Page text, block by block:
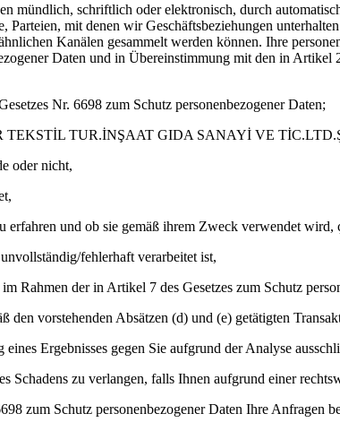
mündlich, schriftlich oder elektronisch, durch
Parteien, mit denen wir Geschäftsbeziehungen
Kanälen gesammelt werden können. Ihre
Daten und in Übereinstimmung mit den in
Nr. 6698 zum Schutz personenbezogener Daten;
TUR.İNŞAAT GIDA SANAYİ VE
oder nicht,
erfahren und ob sie gemäß ihrem Zweck verwendet
fehlerhaft verarbeitet ist,
Rahmen der in Artikel 7 des Gesetzes zum Schutz
den vorstehenden Absätzen (d) und (e) getätigten
Ergebnisses gegen Sie aufgrund der Analyse
Schadens zu verlangen, falls Ihnen aufgrund einer
zum Schutz personenbezogener Daten Ihre